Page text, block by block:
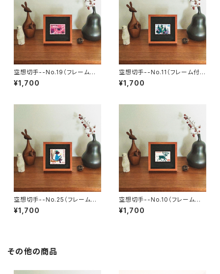
空想切手--No.19（フレーム付、
切手風プチアート）
¥1,700
空想切手--No.11（フレーム付、
切手風プチアート）
¥1,700
空想切手--No.25（フレーム付、
切手風プチアート）
¥1,700
空想切手--No.10（フレーム付、
切手風プチアート）
¥1,700
その他の商品